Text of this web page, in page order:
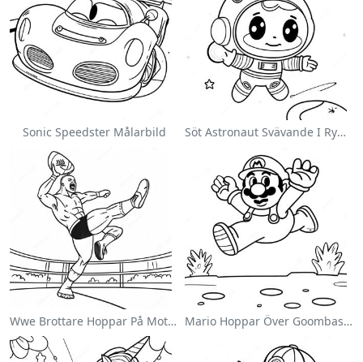
Sonic Speedster Målarbild Söt Astronaut Svävande I Rymden Målarbild
Wwe Brottare Hoppar På Motståndare Målarbild Mario Hoppar Över Goombas Målarbild